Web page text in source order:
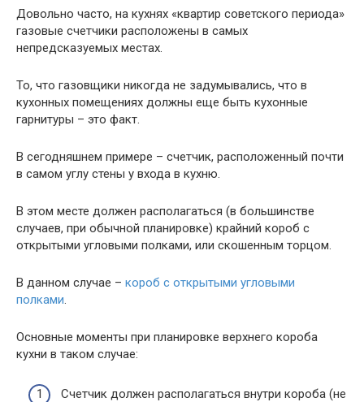
Довольно часто, на кухнях «квартир советского периода»
газовые счетчики расположены в самых
непредсказуемых местах.
То, что газовщики никогда не задумывались, что в
кухонных помещениях должны еще быть кухонные
гарнитуры – это факт.
В сегодняшнем примере – счетчик, расположенный почти
в самом углу стены у входа в кухню.
В этом месте должен располагаться (в большинстве
случаев, при обычной планировке) крайний короб с
открытыми угловыми полками, или скошенным торцом.
В данном случае – короб с открытыми угловыми
полками.
Основные моменты при планировке верхнего короба
кухни в таком случае:
Счетчик должен располагаться внутри короба (не